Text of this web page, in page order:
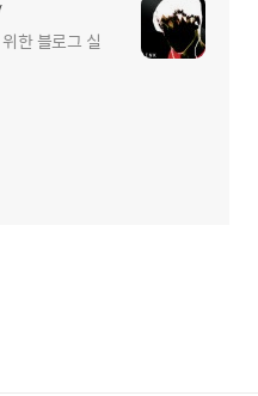
한 블로그 실